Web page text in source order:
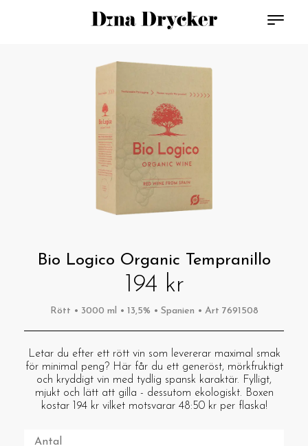
Bio Logico Organic Tempranillo
194 kr
Rött • 3000 ml • 13,5% • Spanien • Art 7691508
Letar du efter ett rött vin som levererar maximal smak
för minimal peng? Här får du ett generöst, mörkfruktigt
och kryddigt vin med tydlig spansk karaktär. Fylligt,
mjukt och lätt att gilla - dessutom ekologiskt. Boxen
kostar 194 kr vilket motsvarar 48:50 kr per flaska!